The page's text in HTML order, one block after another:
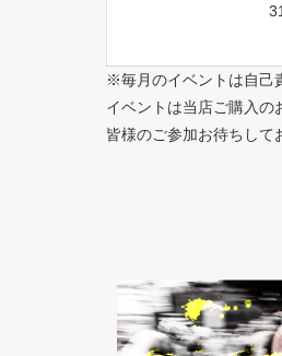
31
※毎月のイベントは自己
イベントは当店ご購入の
皆様のご参加お待ちして